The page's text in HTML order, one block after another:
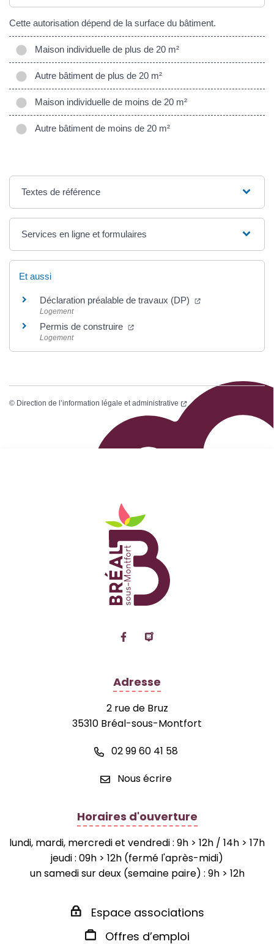
Cette autorisation dépend de la surface du bâtiment.
Maison individuelle de plus de 20 m²
Autre bâtiment de plus de 20 m²
Maison individuelle de moins de 20 m²
Autre bâtiment de moins de 20 m²
Textes de référence
Services en ligne et formulaires
Et aussi
Déclaration préalable de travaux (DP)
Logement
Permis de construire
Logement
© Direction de l’information légale et administrative
Lien vers le compte Facebook
Lien vers la page
Adresse
2 rue de Bruz
35310 Bréal-sous-Montfort
02 99 60 41 58
Nous écrire
Horaires d'ouverture
lundi, mardi, mercredi et vendredi : 9h > 12h / 14h > 17h
jeudi : 09h > 12h (fermé l'après-midi)
un samedi sur deux (semaine paire) : 9h > 12h
Espace associations
Offres d’emploi